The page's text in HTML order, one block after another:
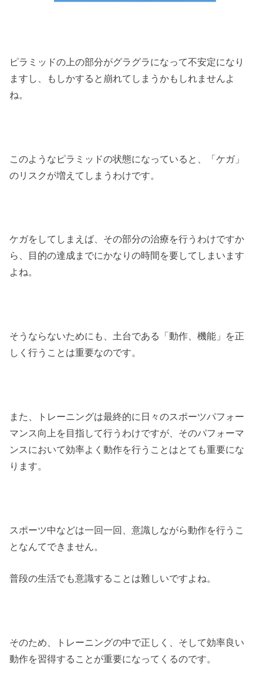
ピラミッドの上の部分がグラグラになって不安定になり
ますし、もしかすると崩れてしまうかもしれませんよ
ね。
このようなピラミッドの状態になっていると、「ケガ」
のリスクが増えてしまうわけです。
ケガをしてしまえば、その部分の治療を行うわけですか
ら、目的の達成までにかなりの時間を要してしまいます
よね。
そうならないためにも、土台である「動作、機能」を正
しく行うことは重要なのです。
また、トレーニングは最終的に日々のスポーツパフォー
マンス向上を目指して行うわけですが、そのパフォーマ
ンスにおいて効率よく動作を行うことはとても重要にな
ります。
スポーツ中などは一回一回、意識しながら動作を行うこ
となんてできません。
普段の生活でも意識することは難しいですよね。
そのため、トレーニングの中で正しく、そして効率良い
動作を習得することが重要になってくるのです。